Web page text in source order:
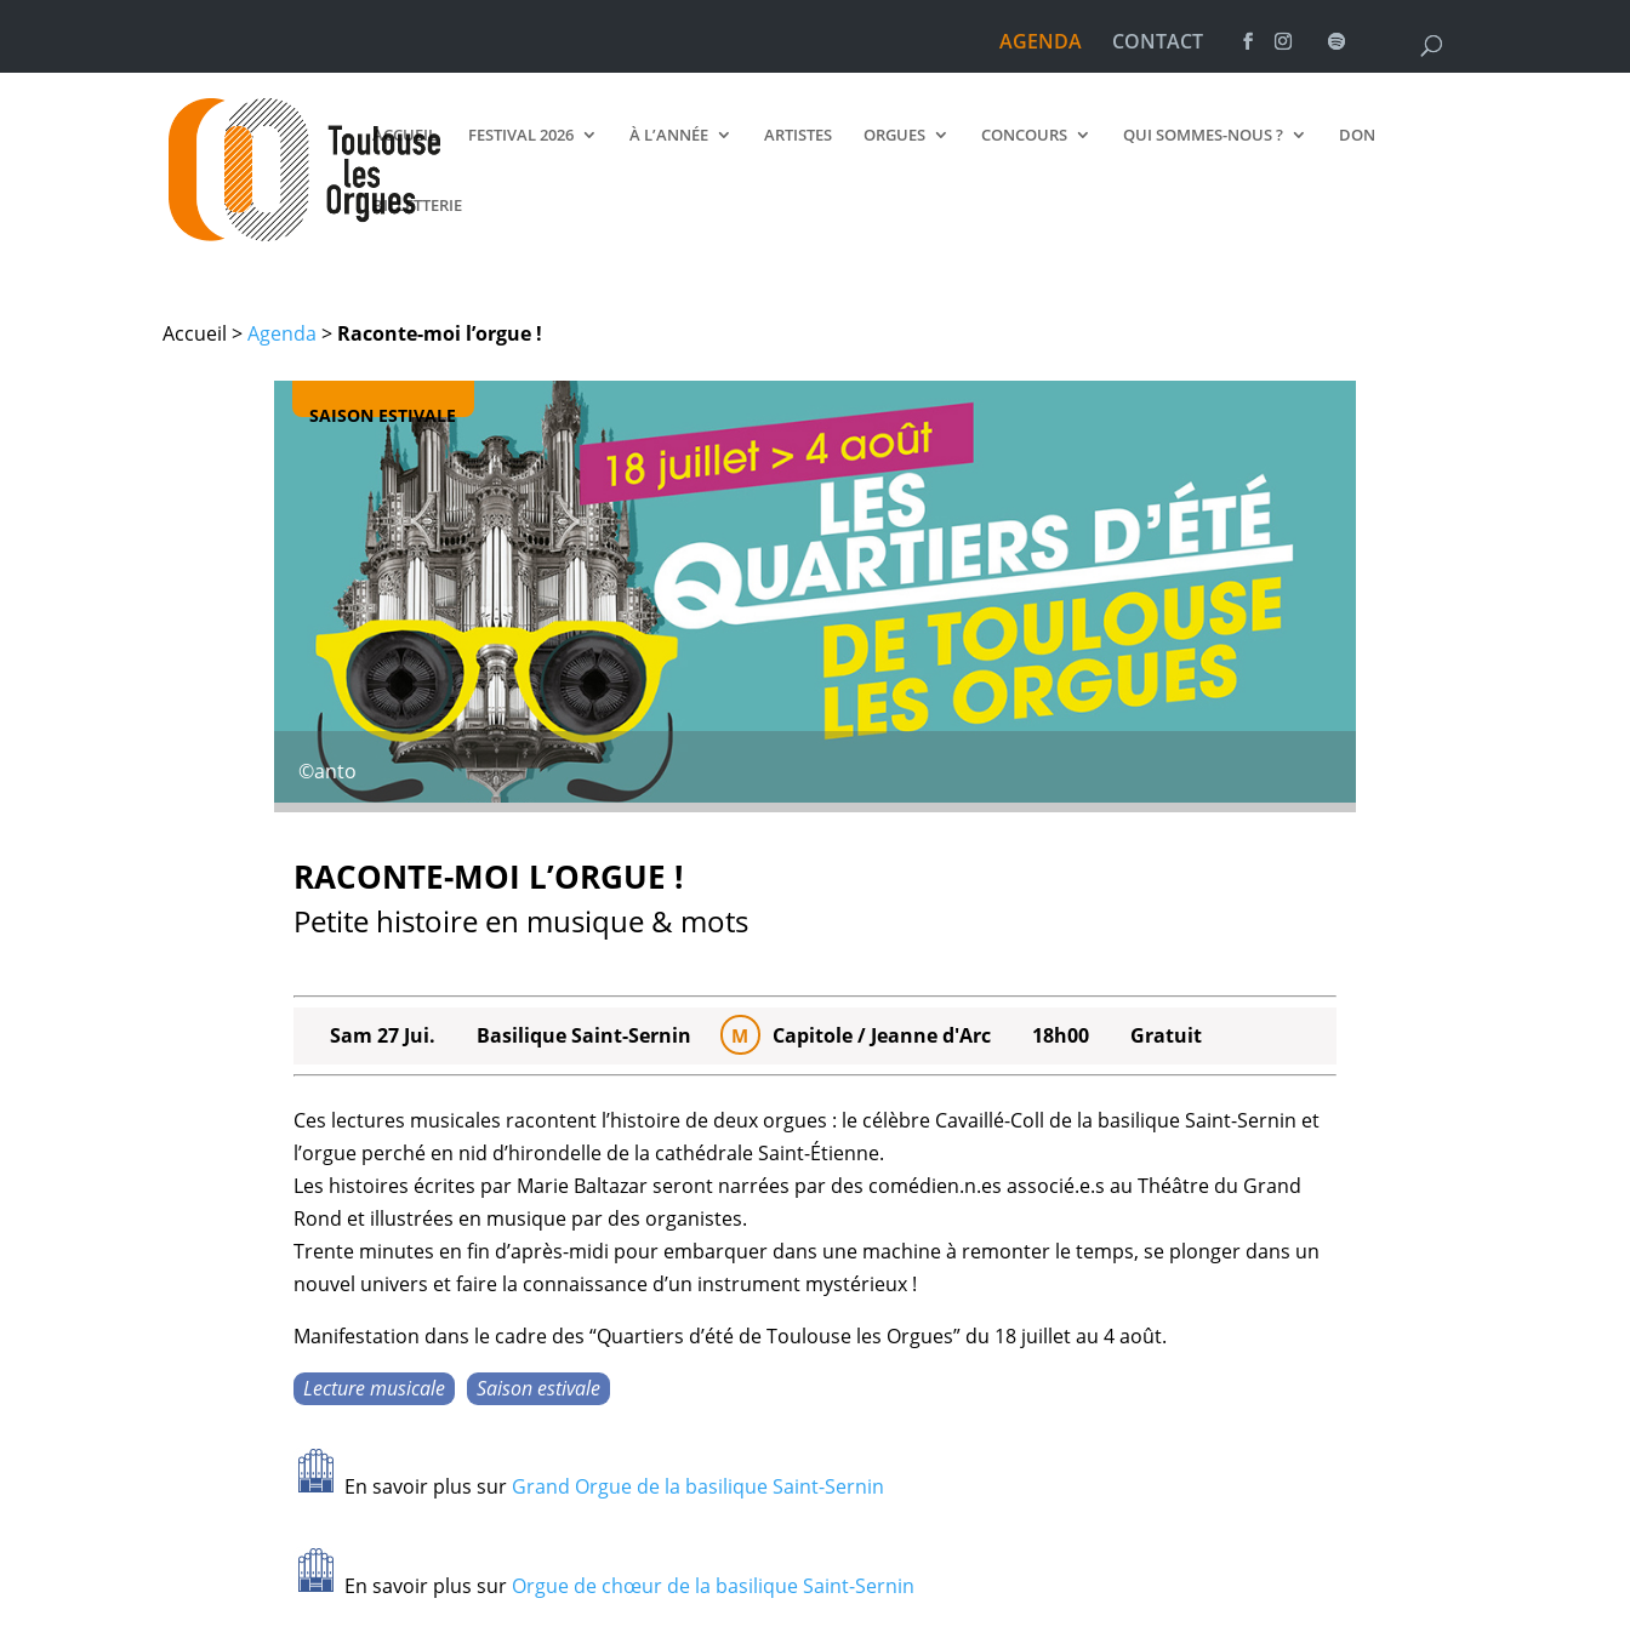
AGENDA CONTACT
ACCUEIL FESTIVAL 2026 À L’ANNÉE ARTISTES ORGUES CONCOURS QUI SOMMES-NOUS ? DON
BILLETTERIE
Accueil >Agenda > Raconte-moi l’orgue !
SAISON ESTIVALE
©anto
RACONTE-MOI L’ORGUE !
Petite histoire en musique & mots
Sam 27 Jui. Basilique Saint-Sernin M Capitole / Jeanne d'Arc 18h00 Gratuit
Ces lectures musicales racontent l’histoirede deux orgues : le célèbre Cavaillé-Coll de la basilique Saint-Sernin et
l’orgueperché en nid d’hirondellede la cathédrale Saint-Étienne.
Les histoires écrites par Marie Baltazarseront narrées par des comédien.n.es associé.e.s au Théâtre du Grand
Rond et illustrées en musiquepar des organistes.
Trente minutes en fin d’après-midi pour embarquer dans une machine à remonter le temps, se plonger dans un
nouvel univers et faire la connaissance d’un instrumentmystérieux !
Manifestation dans le cadre des “Quartiers d’été de Toulouse les Orgues” du 18 juillet au 4 août.
Lecture musicale
Saison estivale
En savoir plus sur Grand Orgue de la basilique Saint-Sernin
En savoir plus sur Orgue de chœur de la basilique Saint-Sernin